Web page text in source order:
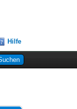
Hilfe